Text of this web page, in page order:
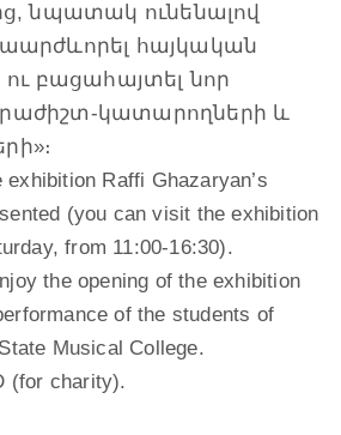
նպատակ ունենալով
հայկական
ու բացահայտել նոր
կատարողների և
Raffi Ghazaryan’s
(you can visit the exhibition
from 11:00-16:30).
the opening of the exhibition
of the students of
Musical College.
(for charity).